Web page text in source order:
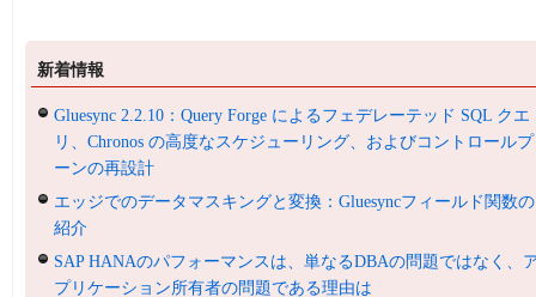
新着情報
Gluesync 2.2.10：Query Forge によるフェデレーテッド SQL クエ
リ、Chronos の高度なスケジューリング、およびコントロール
ーンの再設計
エッジでのデータマスキングと変換：Gluesyncフィールド関数の
紹介
SAP HANAのパフォーマンスは、単なるDBAの問題ではなく、
プリケーション所有者の問題である理由は